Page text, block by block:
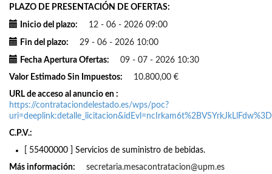
PLAZO DE PRESENTACIÓN DE OFERTAS
Inicio del plazo 12 - 06 - 2026 09:00
Fin del plazo 29 - 06 - 2026 10:00
Fecha Apertura Ofertas
09 - 07 - 2026 10:30
Valor Estimado Sin Impuestos
10.800,00 €
URL de acceso al anuncio en
https://contrataciondelestado.es/wps/poc?
C.P.V.
[ 55400000 ] Servicios de suministro de bebidas.
Más información
secretaria.mesacontratacion@upm.es